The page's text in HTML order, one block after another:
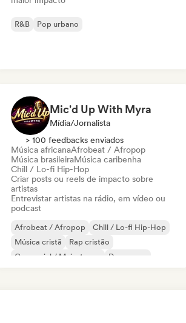
R&B Pop urbano
Mic'd Up With Myra
Mídia/Jornalista
> 100 feedbacks enviados
Música africanaAfrobeat / Afropop
Música brasileiraMúsica caribenha
Chill / Lo-fi Hip-Hop
Criar posts ou reels de impacto sobre
artistas
Entrevistar artistas na rádio, em vídeo ou
podcast
Afrobeat / Afropop
Chill / Lo-fi Hip-Hop
Música cristã
Rap cristão
Comercial / Mainstream
Dance pop